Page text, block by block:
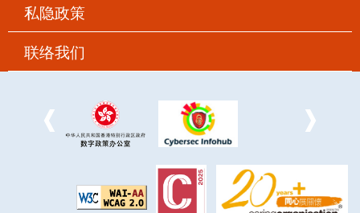
私隐政策
联络我们